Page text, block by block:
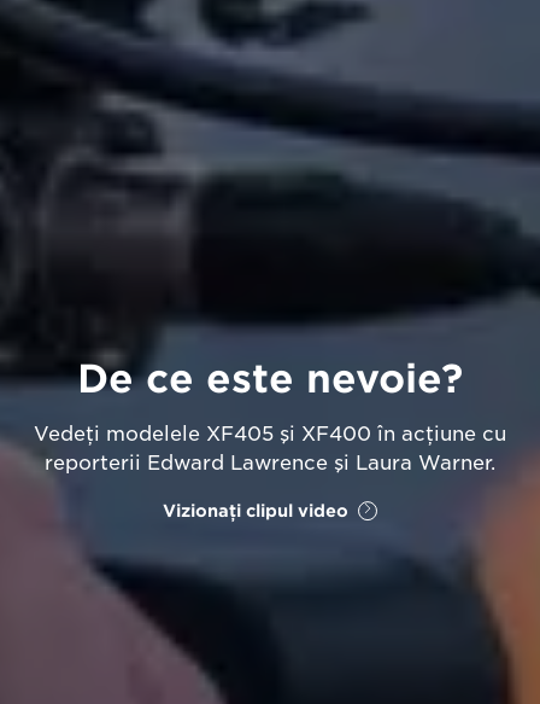
De ce este nevoie?
Vedeţi modelele XF405 şi XF400 în acţiune cu
reporterii Edward Lawrence şi Laura Warner.
Vizionaţi clipul video